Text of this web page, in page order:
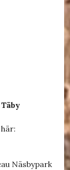
Näsbypark